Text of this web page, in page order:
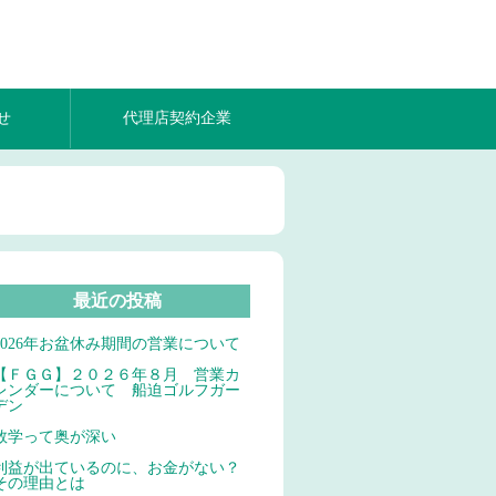
代理店契約企業
最近の投稿
年お盆休み期間の営業について
ＦＧＧ】２０２６年８月 営業カ
ンダーについて 船迫ゴルフガー
ン
学って奥が深い
益が出ているのに、お金がない？
の理由とは